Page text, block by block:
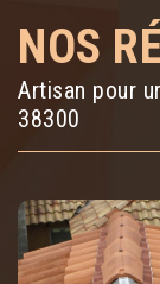
NOS
Artisan pour
38300